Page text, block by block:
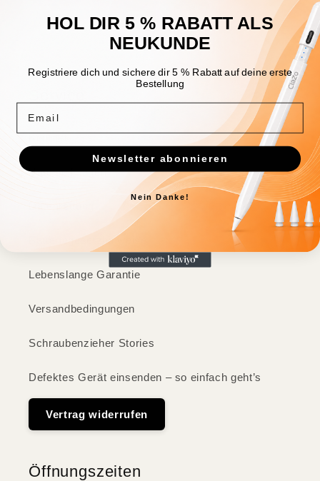
Kontakt
Häufige Fragen
Batteriegesetzhinweise
Lebenslange Garantie
Versandbedingungen
Schraubenzieher Stories
Defektes Gerät einsenden – so einfach geht’s
Vertrag widerrufen
Öffnungszeiten
HOL DIR 5 % RABATT ALS
NEUKUNDE
Registriere dich und sichere dir 5 % Rabatt auf deine erste
Bestellung
Newsletter abonnieren
Nein Danke!